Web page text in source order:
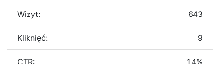
Wizyt: 643
Kliknięć: 9
CTR: 1.4%